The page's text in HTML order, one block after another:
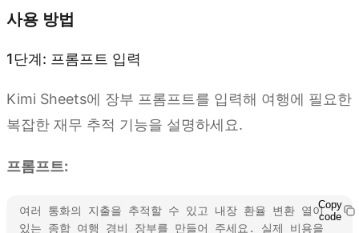
사용 방법
1단계: 프롬프트 입력
Kimi Sheets에 장부 프롬프트를 입력해 여행에 필요한
복잡한 재무 추적 기능을 설명하세요.
프롬프트:
여러 통화의 지출을 추적할 수 있고 내장 환율 변환 열이
있는 종합 여행 경비 장부를 만들어 주세요. 실제 비용을
Copy
code